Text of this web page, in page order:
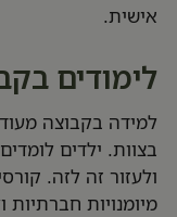
אישית.
לימודים
למידה בקבוצה
בצוות. ילדים
ולעזור זה לזה.
מיומנויות